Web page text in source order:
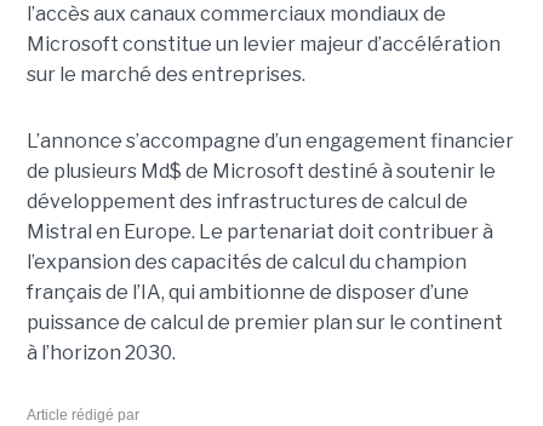
l’accès aux canaux commerciaux mondiaux de
Microsoft constitue un levier majeur d’accélération
sur le marché des entreprises.
L’annonce s’accompagne d’un engagement financier
de plusieurs Md$ de Microsoft destiné à soutenir le
développement des infrastructures de calcul de
Mistral en Europe. Le partenariat doit contribuer à
l’expansion des capacités de calcul du champion
français de l’IA, qui ambitionne de disposer d’une
puissance de calcul de premier plan sur le continent
à l’horizon 2030.
Article rédigé par